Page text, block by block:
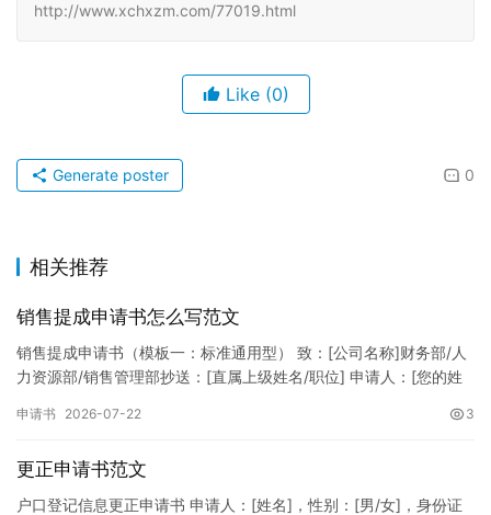
http://www.xchxzm.com/77019.html
Like (0)
0
Generate poster
相关推荐
销售提成申请书怎么写范文
销售提成申请书（模板一：标准通用型） 致：[公司名称]财务部/人
力资源部/销售管理部抄送：[直属上级姓名/职位] 申请人：[您的姓
申请书 2026-07-22 3
更正申请书范文
户口登记信息更正申请书 申请人：[姓名]，性别：[男/女]，身份证